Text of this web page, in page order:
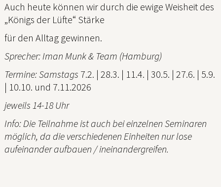
Auch heute können wir durch die ewige Weisheit des
„Königs der Lüfte“ Stärke
für den Alltag gewinnen.
Sprecher: Iman Munk & Team (Hamburg)
Termine: Samstags 7.2. | 28.3. | 11.4. | 30.5. | 27.6. | 5.9.
| 10.10. und 7.11.2026
jeweils 14-18 Uhr
Info: Die Teilnahme ist auch bei einzelnen Seminaren
möglich, da die verschiedenen Einheiten nur lose
aufeinander aufbauen / ineinandergreifen.